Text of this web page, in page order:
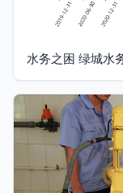
水务之困 绿城水